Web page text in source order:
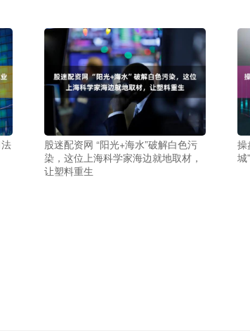
股迷配资网 “阳光+海水”破解白色污
染，这位上海科学家海边就地取材，
让塑料重生
操
城